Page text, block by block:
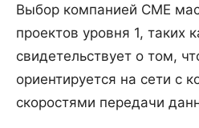
Выбор компанией CME
проектов уровня 1, таких
свидетельствует о том,
ориентируется на сети с
скоростями передачи